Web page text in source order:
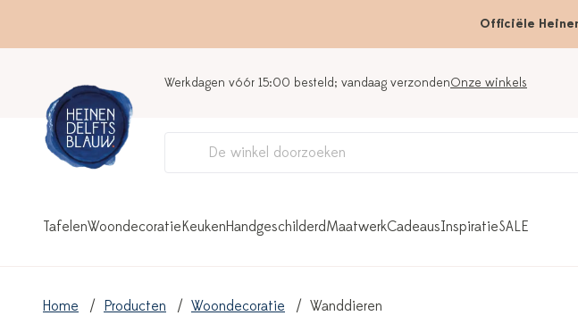
Officiële
Werkdagen vóór 15:00 besteld; vandaag verzondenOnze winkels
TafelenWoondecoratieKeukenHandgeschilderdMaatwerkCadeausInspiratieSALE
Home Producten Woondecoratie Wanddieren